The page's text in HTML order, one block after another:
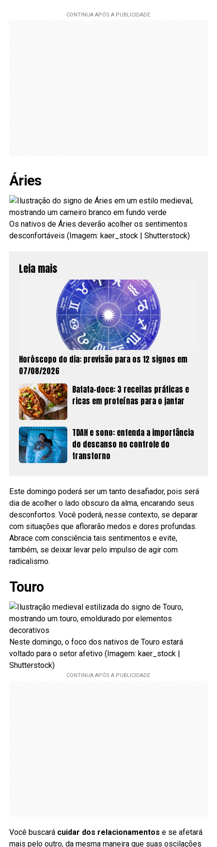
Áries
Os nativos de Áries deverão acolher os sentimentos
desconfortáveis (Imagem: kaer_stock | Shutterstock)
Leia mais
Horóscopo do dia: previsão para os 12 signos em
07/08/2026
Batata-doce: 3 receitas práticas e
ricas em proteínas para o jantar
TDAH e sono: entenda a importância
do descanso no controle do
transtorno
Este domingo poderá ser um tanto desafiador, pois será
dia de acolher o lado obscuro da alma, encarando seus
desconfortos. Você poderá, nesse contexto, se deparar
com situações que aflorarão medos e dores profundas.
Abrace com consciência tais sentimentos e evite,
também, se deixar levar pelo impulso de agir com
radicalismo.
Touro
Neste domingo, o foco dos nativos de Touro estará
voltado para o setor afetivo (Imagem: kaer_stock |
Shutterstock)
Você buscará cuidar dos relacionamentos e se afetará
mais pelo outro, da mesma maneira que suas oscilações